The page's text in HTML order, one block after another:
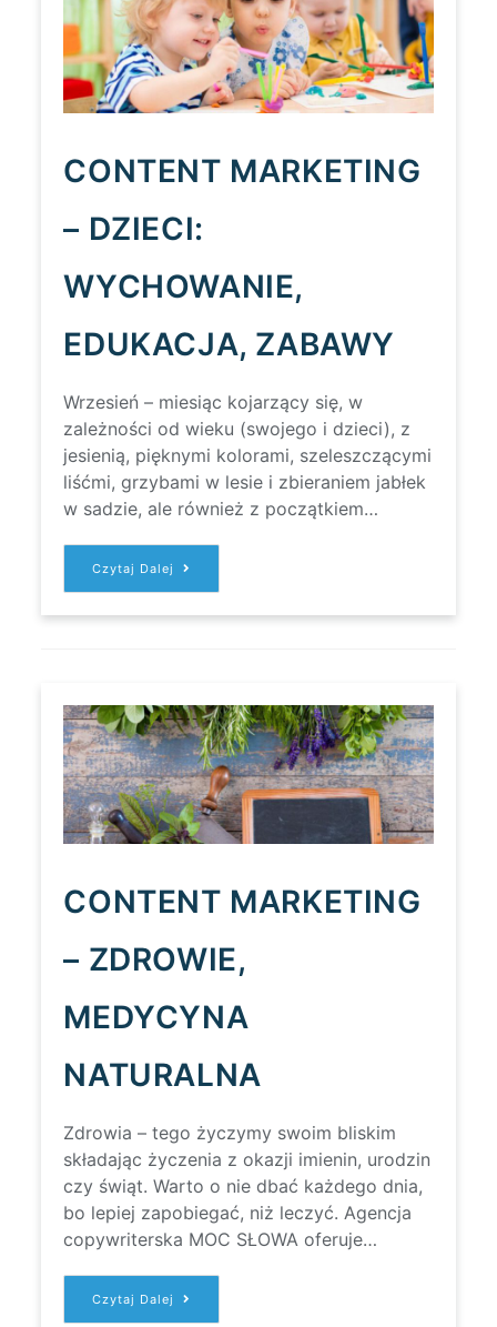
CONTENT MARKETING
– DZIECI:
WYCHOWANIE,
EDUKACJA, ZABAWY
Wrzesień – miesiąc kojarzący się, w
zależności od wieku (swojego i dzieci), z
jesienią, pięknymi kolorami, szeleszczącymi
liśćmi, grzybami w lesie i zbieraniem jabłek
w sadzie, ale również z początkiem…
Czytaj Dalej
CONTENT
–
DZIECI:
CONTENT MARKETING
– ZDROWIE,
MEDYCYNA
NATURALNA
Zdrowia – tego życzymy swoim bliskim
składając życzenia z okazji imienin, urodzin
czy świąt. Warto o nie dbać każdego dnia,
bo lepiej zapobiegać, niż leczyć. Agencja
copywriterska MOC SŁOWA oferuje…
Czytaj Dalej
CONTENT